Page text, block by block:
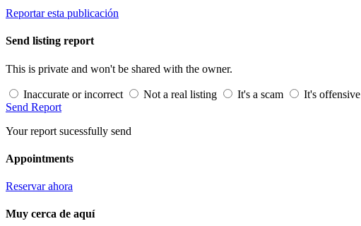
Reportar esta publicación
Send listing report
This is private and won't be shared with the owner.
Inaccurate or incorrect Not a real listing It's a scam It's offensive
Send Report
Your report sucessfully send
Appointments
Reservar ahora
Muy cerca de aquí